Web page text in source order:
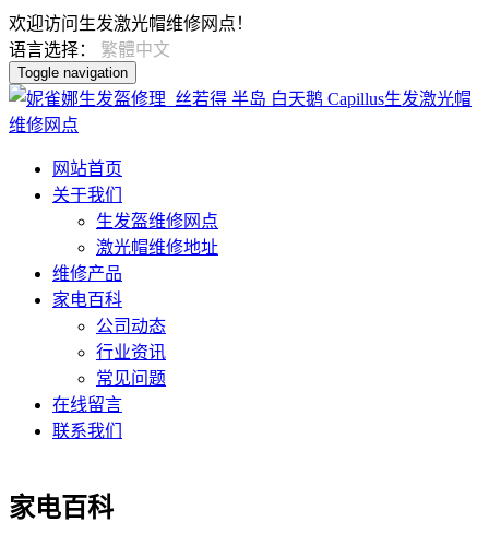
欢迎访问生发激光帽维修网点！
语言选择： 繁體中文
Toggle navigation
网站首页
关于我们
生发盔维修网点
激光帽维修地址
维修产品
家电百科
公司动态
行业资讯
常见问题
在线留言
联系我们
家电百科